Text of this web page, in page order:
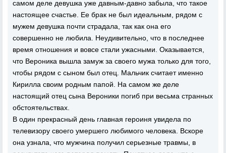
самом деле девушка уже давным-давно забыла, что такое
настоящее счастье. Ее брак не был идеальным, рядом с
мужем девушка почти страдала, так как она его
совершенно не любила. Неудивительно, что в последнее
время отношения и вовсе стали ужасными. Оказывается,
что Вероника вышла замуж за своего мужа только для того,
чтобы рядом с сыном был отец. Мальчик считает именно
Кирилла своим родным папой. На самом же деле
настоящий отец сына Вероники погиб при весьма странных
обстоятельствах.
В один прекрасный день главная героиня увидела по
телевизору своего умершего любимого человека. Вскоре
она узнала, что мужчина получил серьезные травмы, в